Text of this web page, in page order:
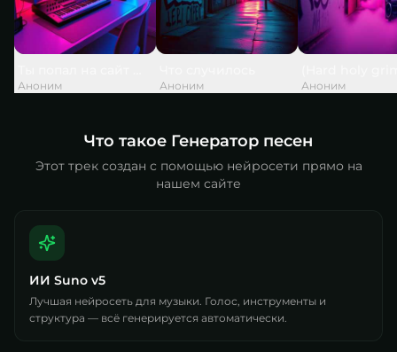
Аноним Аноним Аноним
Что такое Генератор песен
Этот трек создан с помощью нейросети прямо на
нашем сайте
ИИ Suno v5
Лучшая нейросеть для музыки. Голос, инструменты и
структура — всё генерируется автоматически.